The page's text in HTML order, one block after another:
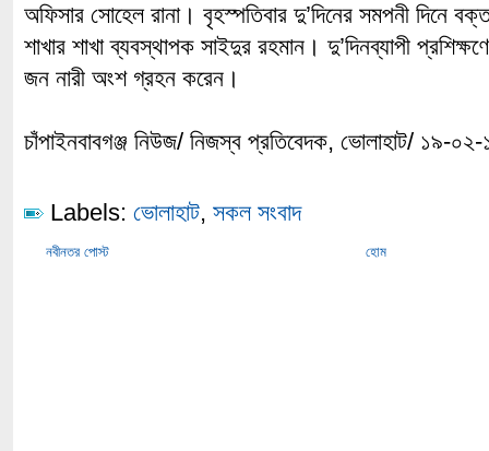
অফিসার সোহেল রানা। বৃহস্পতিবার দু’দিনের সমপনী দিনে
শাখার শাখা ব্যবস্থাপক সাইদুর রহমান। দু’দিনব্যাপী
জন নারী অংশ গ্রহন করেন।
চাঁপাইনবাবগঞ্জ নিউজ/ নিজস্ব প্রতিবেদক, ভোলাহাট/ ১৯-
Labels: ভোলাহাট, সকল সংবাদ
নবীনতর পোস্ট হোম